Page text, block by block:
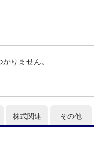
りません。
株式関連 その他